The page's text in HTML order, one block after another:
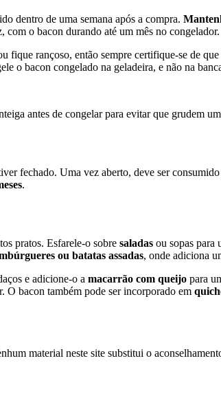
dentro de uma semana após a compra.
com o bacon durando até um mês no congelador.
fique rançoso, então sempre certifique-se de
o bacon congelado na geladeira, e não na
antes de congelar para evitar que grudem
fechado. Uma vez aberto, deve ser
.
pratos. Esfarele-o sobre saladas ou sopas para
ou batatas assadas, onde adiciona
e adicione-o a macarrão com queijo para
O bacon também pode ser incorporado em
material neste site substitui o